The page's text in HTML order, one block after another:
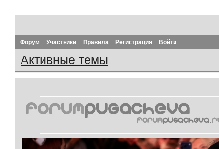
Форум Участники Правила Регистрация Войти
Активные темы